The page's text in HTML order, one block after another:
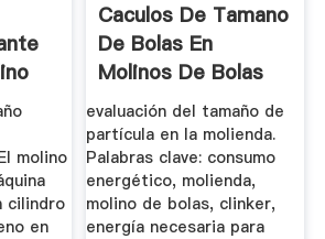
molino
cilindro
en
Caculos De Tamano
De Bolas En
Molinos De Bolas
evaluación del tamaño de
partícula en la molienda.
Palabras clave: consumo
energético, molienda,
molino de bolas, clinker,
energía necesaria para